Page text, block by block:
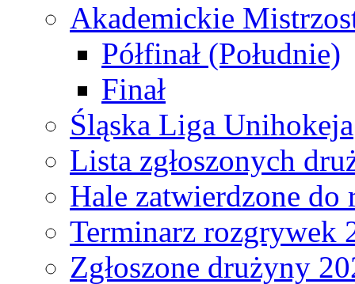
Akademickie
Półfinał (Południe)
Finał
Śląska Liga Unihokeja
Lista zgłoszonych
Hale zatwierdzone do
Terminarz rozgrywek
Zgłoszone drużyny